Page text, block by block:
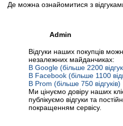
Де можна ознайомитися з
Admin
Відгуки наших покупців
незалежних майданчиках:
В Google (більше 2200
В Facebook (більше 1100
В Prom (більше 750 відгуків)
Ми цінуємо довіру наших
публікуємо відгуки та
покращенням сервісу.